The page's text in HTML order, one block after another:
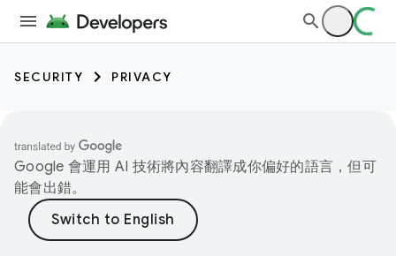
SECURITY PRIVACY
Google 會運用 AI 技術將內容翻譯成你偏好的語言，但可
能會出錯。